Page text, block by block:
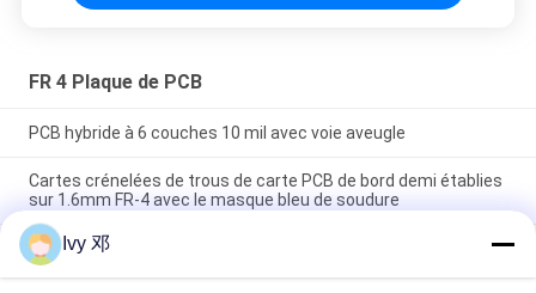
FR 4 Plaque de PCB
PCB hybride à 6 couches 10 mil avec voie aveugle
Cartes crénelées de trous de carte PCB de bord demi établies
sur 1.6mm FR-4 avec le masque bleu de soudure
Panneau épais de carte PCB de couche de carte de la carte
PCB 2.4mm double établi sur FR-4 avec le cuivre 2oz
Ivy 邓